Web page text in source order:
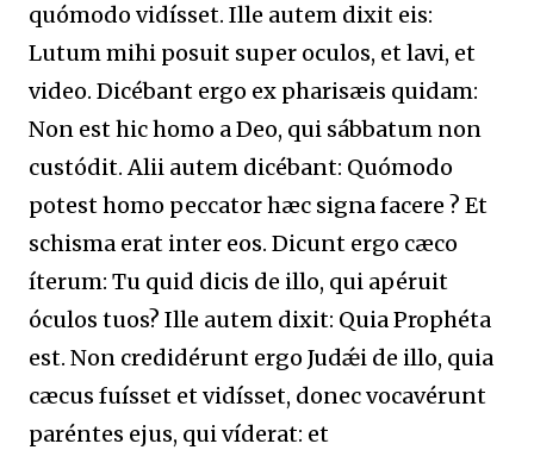
quómodo vidísset. Ille autem dixit eis:
Lutum mihi posuit super oculos, et lavi, et
video. Dicébant ergo ex pharisæis quidam:
Non est hic homo a Deo, qui sábbatum non
custódit. Alii autem dicébant: Quómodo
potest homo peccator hæc signa facere ? Et
schisma erat inter eos. Dicunt ergo cæco
íterum: Tu quid dicis de illo, qui apéruit
óculos tuos? Ille autem dixit: Quia Prophéta
est. Non credidérunt ergo Judǽi de illo, quia
cæcus fuísset et vidísset, donec vocavérunt
paréntes ejus, qui víderat: et